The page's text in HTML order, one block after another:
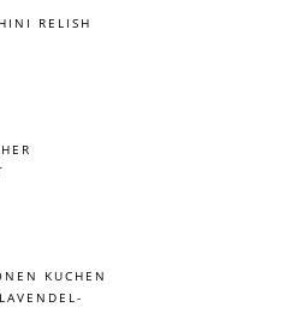
RELISH
KUCHEN